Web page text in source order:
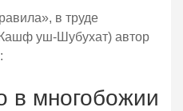
в труде
уш-Шубухат) автор
в многобожии